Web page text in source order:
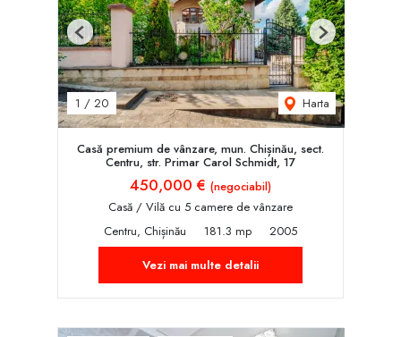
1 / 20 Harta
Previous Next
Casă premium de vânzare, mun. Chișinău, sect.
Centru, str. Primar Carol Schmidt, 17
450,000 € (negociabil)
Casă / Vilă cu 5 camere de vânzare
Centru, Chișinău
181.3 mp
2005
Vezi mai multe detalii